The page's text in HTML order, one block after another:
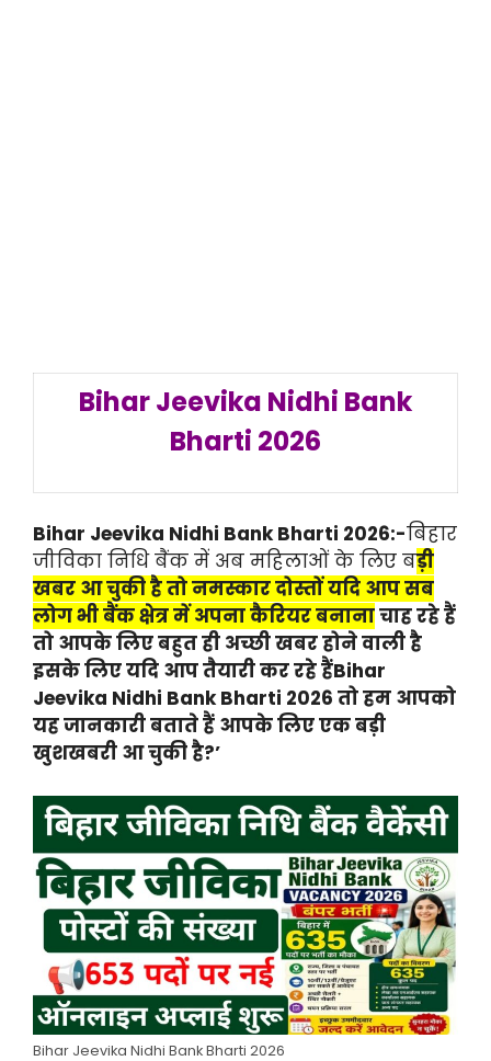
Bihar Jeevika Nidhi Bank
Bharti 2026
Bihar Jeevika Nidhi Bank Bharti 2026:-बिहार
जीविका निधि बैंक में अब महिलाओं के लिए बड़ी
खबर आ चुकी है तो नमस्कार दोस्तों यदि आप सब
लोग भी बैंक क्षेत्र में अपना कैरियर बनानाचाह रहे हैं
तो आपके लिए बहुत ही अच्छी खबर होने वाली है
इसके लिए यदि आप तैयारी कर रहे हैंBihar
Jeevika Nidhi Bank Bharti 2026 तो हम आपको
यह जानकारी बताते हैं आपके लिए एक बड़ी
खुशखबरी आ चुकी है?’
Bihar Jeevika Nidhi Bank Bharti 2026